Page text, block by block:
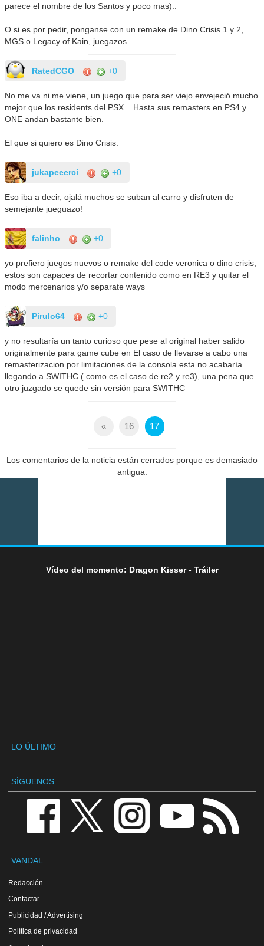
parece el nombre de los Santos y poco mas)..
O si es por pedir, ponganse con un remake de Dino Crisis 1 y 2,
MGS o Legacy of Kain, juegazos
RatedCGO +0
No me va ni me viene, un juego que para ser viejo envejeció mucho
mejor que los residents del PSX... Hasta sus remasters en PS4 y
ONE andan bastante bien.
El que si quiero es Dino Crisis.
jukapeeerci +0
Eso iba a decir, ojalá muchos se suban al carro y disfruten de
semejante jueguazo!
falinho +0
yo prefiero juegos nuevos o remake del code veronica o dino crisis,
estos son capaces de recortar contenido como en RE3 y quitar el
modo mercenarios y/o separate ways
Pirulo64 +0
y no resultaría un tanto curioso que pese al original haber salido
originalmente para game cube en El caso de llevarse a cabo una
remasterizacion por limitaciones de la consola esta no acabaría
llegando a SWITHC ( como es el caso de re2 y re3), una pena que
otro juzgado se quede sin versión para SWITHC
« 16 17
Los comentarios de la noticia están cerrados porque es demasiado
antigua.
Vídeo del momento: Dragon Kisser - Tráiler
LO ÚLTIMO
SÍGUENOS
VANDAL
Redacción
Contactar
Publicidad / Advertising
Política de privacidad